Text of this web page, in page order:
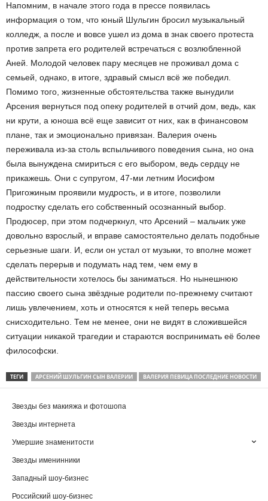
Напомним, в начале этого года в прессе появилась
информация о том, что юный Шульгин бросил музыкальный
колледж, а после и вовсе ушел из дома в знак своего протеста
против запрета его родителей встречаться с возлюбленной
Аней. Молодой человек пару месяцев не проживал дома с
семьей, однако, в итоге, здравый смысл всё же победил.
Помимо того, жизненные обстоятельства также вынудили
Арсения вернуться под опеку родителей в отчий дом, ведь, как
ни крути, а юноша всё еще зависит от них, как в финансовом
плане, так и эмоционально привязан. Валерия очень
переживала из-за столь вспыльчивого поведения сына, но она
была вынуждена смириться с его выбором, ведь сердцу не
прикажешь. Они с супругом, 47-ми летним Иосифом
Пригожиным проявили мудрость, и в итоге, позволили
подростку сделать его собственный осознанный выбор.
Продюсер, при этом подчеркнул, что Арсений – мальчик уже
довольно взрослый, и вправе самостоятельно делать подобные
серьезные шаги. И, если он устал от музыки, то вполне может
сделать перерыв и подумать над тем, чем ему в
действительности хотелось бы заниматься. Но нынешнюю
пассию своего сына звёздные родители по-прежнему считают
лишь увлечением, хоть и относятся к ней теперь весьма
снисходительно. Тем не менее, они не видят в сложившейся
ситуации никакой трагедии и стараются воспринимать её более
философски.
ТЕГИ АРСЕНИЙ ШУЛЬГИН СЫН ВАЛЕРИИ ВАЛЕРИЯ ПЕВИЦА ПОСЛЕДНИЕ НОВОСТИ
Звезды без макияжа и фотошопа
Звезды интернета
Умершие знаменитости
Звезды именинники
Западный шоу-бизнес
Российский шоу-бизнес